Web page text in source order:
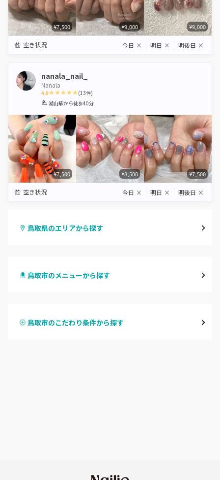
¥7,500 ¥9,000 ¥9,000
空き状況 今日 × 明日 × 明後日 ×
nanala_nail_
Nanala
4.9
1 2 3 4 5
(13件)
湖山駅から徒歩40分
¥7,500 ¥8,500 ¥7,500
空き状況 今日 × 明日 × 明後日 ×
鳥取県のエリアから探す
倉吉・三朝
鳥取市のメニューから探す
ハンドスカルプ
鳥取市のこだわり条件から探す